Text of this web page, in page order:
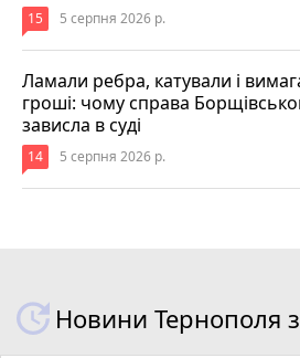
15 5 серпня 2026 р.
Ламали ребра, катували і
гроші: чому справа
зависла в суді
14 5 серпня 2026 р.
Новини Тернополя